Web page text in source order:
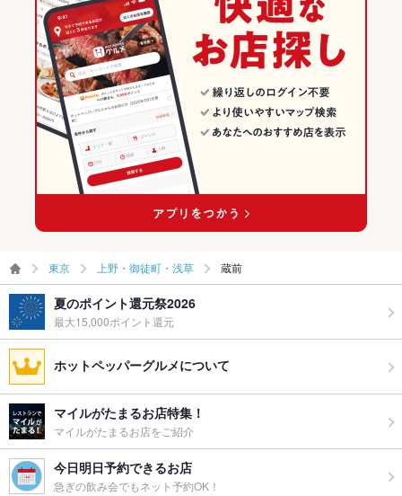
東京 上野・御徒町・浅草 蔵前
夏のポイント還元祭2026
最大15,000ポイント還元
ホットペッパーグルメについて
マイルがたまるお店特集！
マイルがたまるお店をご紹介
今日明日予約できるお店
急ぎの飲み会でもネット予約OK！